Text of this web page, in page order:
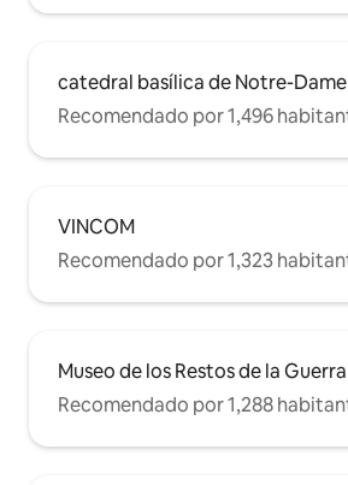
otro lado de la arquitectura colonial
edificio en sí está lleno de cafeterías
boutique y galerías de arte. Literalmente
te estás quedando en el corazón de la
ciudad de Ho Chi Minh. A 3 minutos de
Thanh y los taxis están justo enfrente
tu puerta. Prepárate para explorar
Saigón, ¡la perla del Lejano Oriente!
catedral basílica de Notre-
Recomendado por 1,496
VINCOM
Recomendado por 1,323
Museo de los Restos de la Guerra
Recomendado por 1,288